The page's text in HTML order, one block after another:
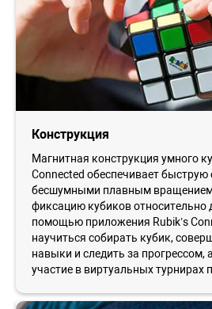
Конструкция
Магнитная конструкция умного
Connected обеспечивает быструю
бесшумными плавным
фиксацию кубиков относительно
помощью приложения Rubik’s
научиться собирать кубик,
навыки и следить за прогрессом,
участие в виртуальных турнирах